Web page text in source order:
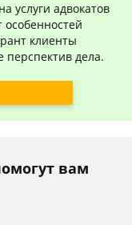
услуги адвокатов
особенностей
клиенты
перспектив дела.
вам